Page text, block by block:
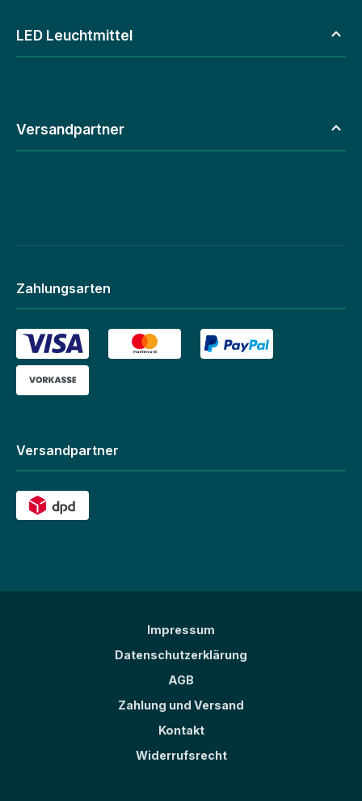
LED Leuchtmittel
Versandpartner
Zahlungsarten
Versandpartner
Impressum
Datenschutzerklärung
AGB
Zahlung und Versand
Kontakt
Widerrufsrecht